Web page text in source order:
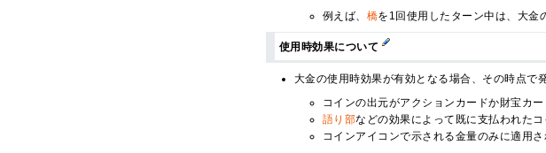
例えば、 橋を1回使用したターン中は、大金
使用時効果について
大金の使用時効果が有効となる場合、その時点で
コインの出元がアクションカードか財宝カー
語り部などの効果によって既に支払われたコ
コインアイコンで示される金量のみに適用さ